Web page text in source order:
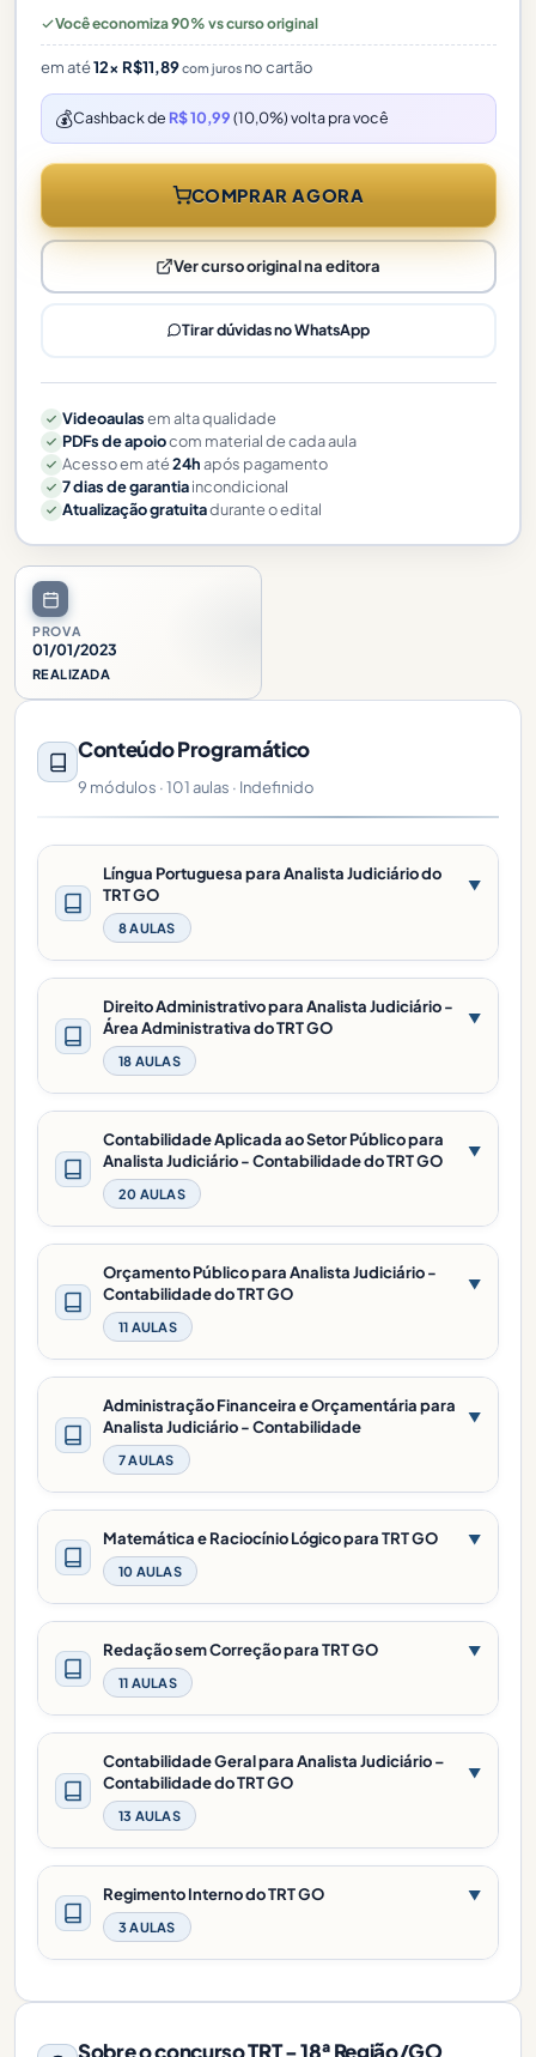
PROVA
01/01/2023
REALIZADA
Conteúdo Programático
9 módulos · 101 aulas · Indefinido
Língua Portuguesa para Analista Judiciário do
TRT GO
8 AULAS
▼
Direito Administrativo para Analista Judiciário -
Área Administrativa do TRT GO
18 AULAS
▼
Contabilidade Aplicada ao Setor Público para
Analista Judiciário - Contabilidade do TRT GO
20 AULAS
▼
Orçamento Público para Analista Judiciário -
Contabilidade do TRT GO
11 AULAS
▼
Administração Financeira e Orçamentária para
Analista Judiciário - Contabilidade
7 AULAS
▼
Matemática e Raciocínio Lógico para TRT GO
10 AULAS
▼
Redação sem Correção para TRT GO
11 AULAS
▼
Contabilidade Geral para Analista Judiciário –
Contabilidade do TRT GO
13 AULAS
▼
Regimento Interno do TRT GO
3 AULAS
▼
Sobre o concurso TRT - 18ª Região/GO
Você economiza 90% vs curso original
em até12× R$11,89com jurosno cartão
💰Cashback de R$ 10,99(10,0%) volta pra você
COMPRAR AGORA
Ver curso original na editora
Tirar dúvidas no WhatsApp
Videoaulasem alta qualidade
PDFs de apoiocom material de cada aula
Acesso em até24hapós pagamento
7 dias de garantiaincondicional
Atualização gratuitadurante o edital